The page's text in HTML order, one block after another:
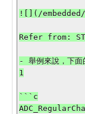
![](/
Refer from:
- 舉例來說，下
1
```c